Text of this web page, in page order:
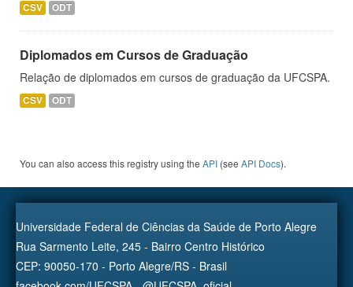
CSV ODT
Diplomados em Cursos de Graduação
Relação de diplomados em cursos de graduação da UFCSPA.
CSV ODT
You can also access this registry using the API (see API Docs).
Universidade Federal de Ciências da Saúde de Porto Alegre
Rua Sarmento Leite, 245 - Bairro Centro Histórico
CEP: 90050-170 - Porto Alegre/RS - Brasil